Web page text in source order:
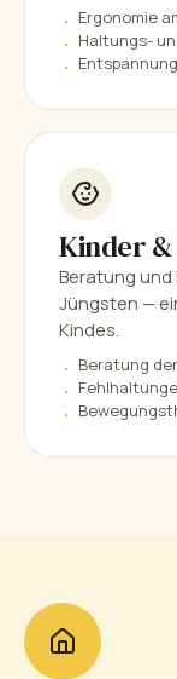
Ergonomie
Haltungs-
Kinder &
Beratung
Jüngsten —
Kindes.
Beratung